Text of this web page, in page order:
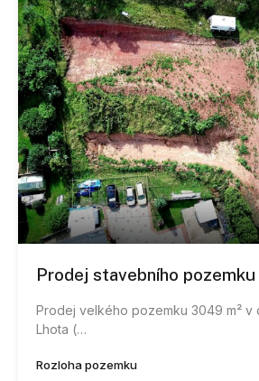
Prodej stavebního
Prodej velkého pozemku 3049 m² v
Lhota (…
Rozloha pozemku